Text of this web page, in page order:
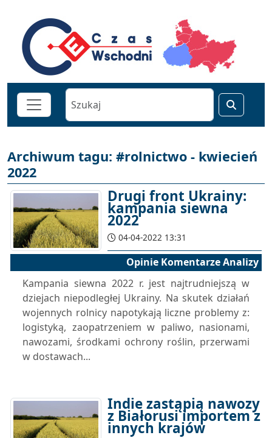
Archiwum tagu: #rolnictwo - kwiecień
2022
Drugi front Ukrainy:
kampania siewna
2022
04-04-2022 13:31
Opinie Komentarze Analizy
Kampania siewna 2022 r. jest najtrudniejszą w
dziejach niepodległej Ukrainy. Na skutek działań
wojennych rolnicy napotykają liczne problemy z:
logistyką, zaopatrzeniem w paliwo, nasionami,
nawozami, środkami ochrony roślin, przerwami
w dostawach...
Indie zastąpią nawozy
z Białorusi importem z
innych krajów